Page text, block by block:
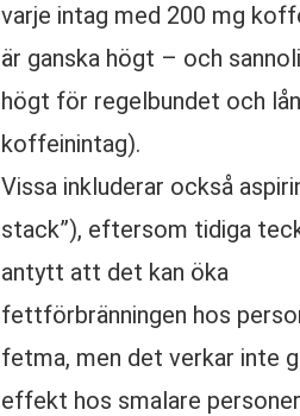
varje intag med 200 mg
är ganska högt – och
högt för regelbundet och
koffeinintag).
Vissa inkluderar också
stack”), eftersom tidiga
antytt att det kan öka
fettförbränningen hos
fetma, men det verkar inte
effekt hos smalare